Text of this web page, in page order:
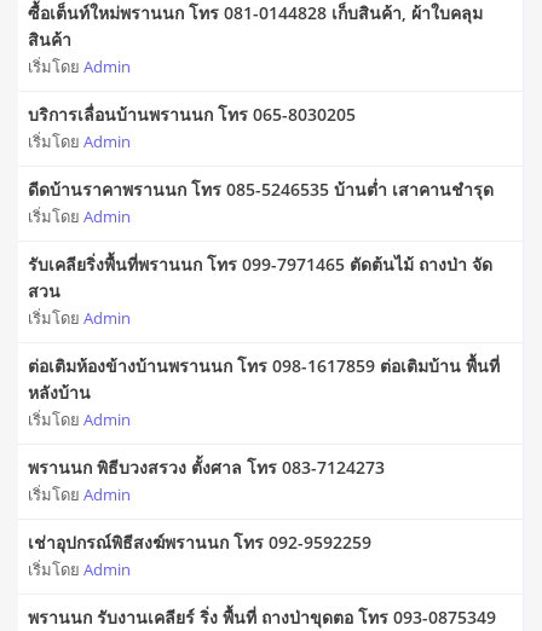
ซื้อเต็นท์ใหม่พรานนก โทร 081-0144828 เก็บสินค้า, ผ้าใบคลุม
สินค้า
เริ่มโดย Admin
บริการเลื่อนบ้านพรานนก โทร 065-8030205
เริ่มโดย Admin
ดีดบ้านราคาพรานนก โทร 085-5246535 บ้านต่ำ เสาคานชำรุด
เริ่มโดย Admin
รับเคลียริ่งพื้นที่พรานนก โทร 099-7971465 ตัดต้นไม้ ถางป่า จัด
สวน
เริ่มโดย Admin
ต่อเติมห้องข้างบ้านพรานนก โทร 098-1617859 ต่อเติมบ้าน พื้นที่
หลังบ้าน
เริ่มโดย Admin
พรานนก พิธีบวงสรวง ตั้งศาล โทร 083-7124273
เริ่มโดย Admin
เช่าอุปกรณ์พิธีสงฆ์พรานนก โทร 092-9592259
เริ่มโดย Admin
พรานนก รับงานเคลียร์ ริ่ง พื้นที่ ถางป่าขุดตอ โทร 093-0875349